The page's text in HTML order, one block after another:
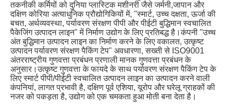
तकनीकी कर्मियों को दुनिया प्लास्टिक मशीनरी जैसे जर्मनी,जापान और
दक्षिण कोरिया अत्याधुनिक प्रौद्योगिकियों में, "स्मार्ट, उच्च दक्षता, ऊर्जा की
बचत, अर्थव्यवस्था, पर्यावरण संरक्षण पीपी और पीईटी बुद्धिमान स्वचालित
पैकेजिंग उत्पादन लाइन" में निर्माण उद्योग के लिए प्रतिबद्ध है।कंपनी "उच्च
अंत बुद्धिमान उत्पादन लाइन का निर्माण करने के लिए वकालत, उत्कृष्ट
उत्पादन पर्यावरण संरक्षण पैकिंग टेप" अवधारणा, सख्ती से ISO9001
अंतरराष्ट्रीय गुणवत्ता प्रबंधन प्रणाली मानक गुणवत्ता प्रबंधन के
अनुसार।उत्कृष्ट गुणवत्ता के फायदे के साथ पर्यावरण संरक्षण पैकिंग टेप के
लिए स्मार्ट पीपी/पीईटी स्वचालित उत्पादन लाइन का उत्पादन करने वाली
कंपनियां, लागत प्रभावी है, दक्षिण पूर्व एशिया, यूरोप और घरेलू ग्राहकों की
नजर को पकड़ता है, उद्योग को एक चमकता हुआ मोती बना देता है।